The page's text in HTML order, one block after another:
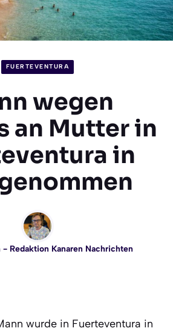
FUERTEVENTURA
wegen
an Mutter in
in
- Redaktion Kanaren Nachrichten
wurde in Fuerteventura in